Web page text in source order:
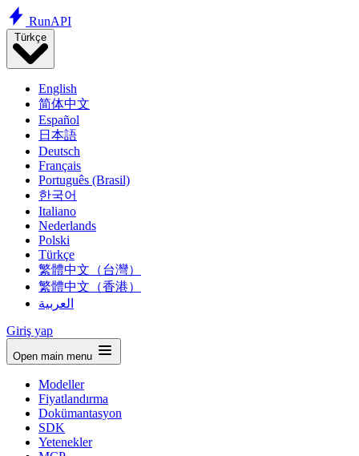
RunAPI
Türkçe
English
简体中文
Español
日本語
Deutsch
Français
Português (Brasil)
한국어
Italiano
Nederlands
Polski
Türkçe
繁體中文（台灣）
繁體中文（香港）
العربية
Giriş yap
Open main menu
Modeller
Fiyatlandırma
Dokümantasyon
SDK
Yetenekler